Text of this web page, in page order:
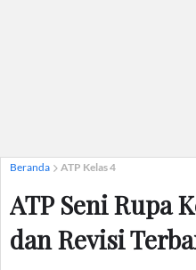
Beranda ATP Kelas 4
ATP Seni Rupa
dan Revisi